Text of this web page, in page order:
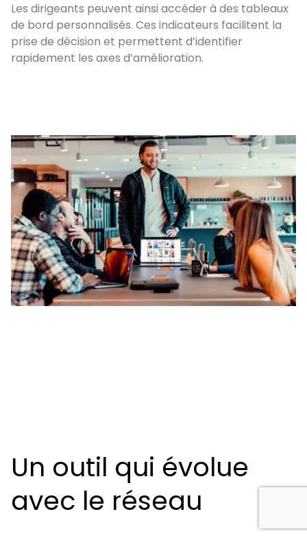
Les dirigeants peuvent ainsi accéder à des tableaux
de bord personnalisés. Ces indicateurs facilitent la
prise de décision et permettent d’identifier
rapidement les axes d’amélioration.
Un outil qui évolue
avec le réseau